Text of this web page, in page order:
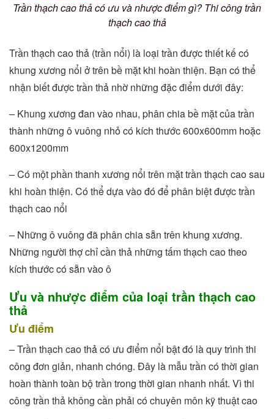
Trần thạch cao thả có ưu và nhược điểm gì? Thi công trần
thạch cao thả
Trần thạch cao thả (trần nổi) là loại trần được thiết kế có
khung xương nổi ở trên bề mặt khi hoàn thiện. Bạn có thể
nhận biết được trần thả nhờ những đặc điểm dưới đây:
– Khung xương đan vào nhau, phân chia bề mặt của trần
thành những ô vuông nhỏ có kích thước 600x600mm hoặc
600x1200mm
– Có một phần thanh xương nổi trên mặt trần thạch cao sau
khi hoàn thiện. Có thể dựa vào đó để phân biệt được trần
thạch cao nổi
– Những ô vuông đã phân chia sẵn trên khung xương.
Những người thợ chỉ cần thả những tấm thạch cao theo
kích thước có sẵn vào ô
Ưu và nhược điểm của loại trần thạch cao
thả
Ưu điểm
– Trần thạch cao thả có ưu điểm nổi bật đó là quy trình thi
công đơn giản, nhanh chóng. Đây là mẫu trần có thời gian
hoàn thành toàn bộ trần trong thời gian nhanh nhất. Vì thi
công trần thả không cần phải có chuyên môn kỹ thuật cao